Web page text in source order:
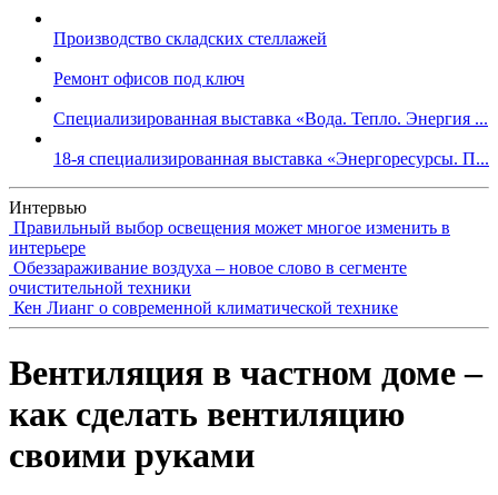
Производство складских стеллажей
Ремонт офисов под ключ
Специализированная выставка «Вода. Тепло. Энергия ...
18-я специализированная выставка «Энергоресурсы. П...
Интервью
Правильный выбор освещения может многое изменить в
интерьере
Обеззараживание воздуха – новое слово в сегменте
очистительной техники
Кен Лианг о современной климатической технике
Вентиляция в частном доме –
как сделать вентиляцию
своими руками